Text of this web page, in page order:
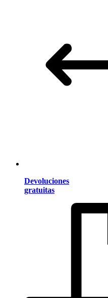
Devoluciones
gratuitas